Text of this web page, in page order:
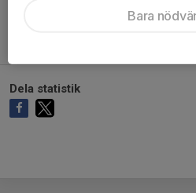
Dela statistik
Bara